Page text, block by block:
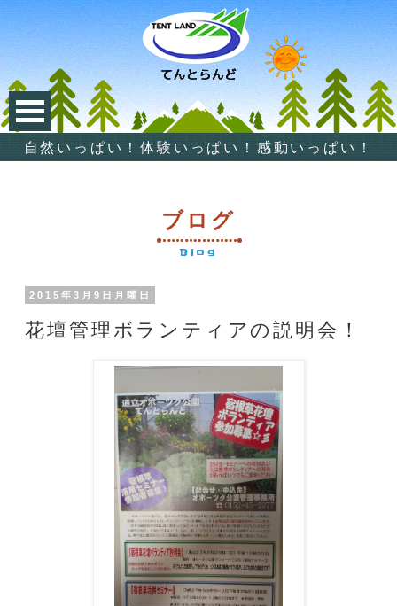
自然いっぱい！体験いっぱい！感動いっぱい！
ブログ
Blog
2015年3月9日月曜日
花壇管理ボランティアの説明会！